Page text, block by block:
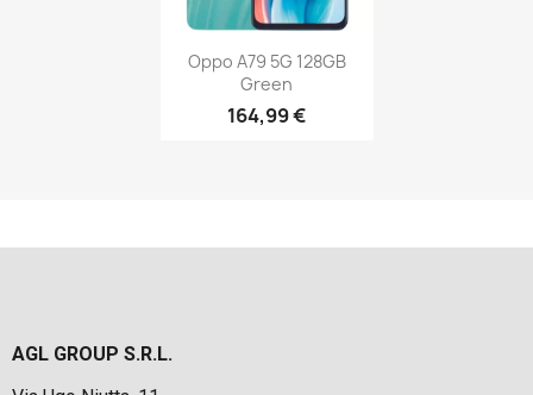
Oppo A79 5G 128GB
Green
164,99 €
AGL GROUP S.R.L.